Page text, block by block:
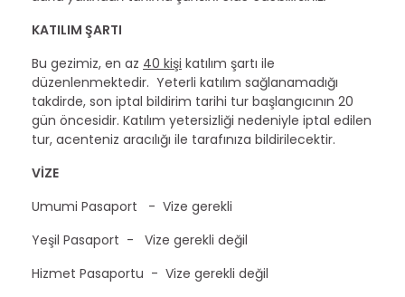
KATILIM ŞARTI
Bu gezimiz, en az 40 kişi katılım şartı ile
düzenlenmektedir. Yeterli katılım sağlanamadığı
takdirde, son iptal bildirim tarihi tur başlangıcının 20
gün öncesidir. Katılım yetersizliği nedeniyle iptal edilen
tur, acenteniz aracılığı ile tarafınıza bildirilecektir.
VİZE
Umumi Pasaport - Vize gerekli
Yeşil Pasaport - Vize gerekli değil
Hizmet Pasaportu - Vize gerekli değil